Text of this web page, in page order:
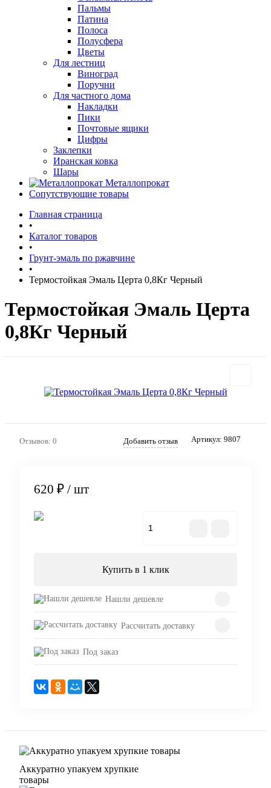
Пальмы
Патина
Полоса
Полусфера
Цветы
Для лестниц
Виноград
Поручни
Для частного дома
Накладки
Пики
Почтовые ящики
Цифры
Заклепки
Иранская ковка
Шары
Металлопрокат
Сопутствующие товары
Главная страница
•
Каталог товаров
•
Грунт-эмаль по ржавчине
•
Термостойкая Эмаль Церта 0,8Кг Черный
Термостойкая Эмаль Церта
0,8Кг Черный
Отзывов: 0 Добавить отзыв Артикул: 9807
620 ₽ / шт
Купить в 1 клик
Нашли дешевле
Рассчитать доставку
Под заказ
Аккуратно упакуем хрупкие
товары